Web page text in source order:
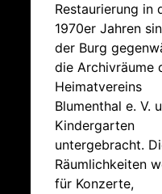
Restaurierung in
1970er Jahren
der Burg
die Archivräume
Heimatvereins
Blumenthal e. V.
Kindergarten
untergebracht.
Räumlichkeiten
für Konzerte,